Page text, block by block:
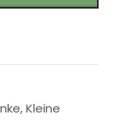
,Kleine